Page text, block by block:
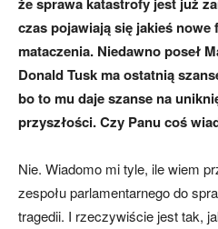
że sprawa katastrofy jest już
czas pojawiają się jakieś nowe
mataczenia. Niedawno poseł
Donald Tusk ma ostatnią
bo to mu daje szanse na
przyszłości. Czy Panu coś
Nie. Wiadomo mi tyle, ile wiem
zespołu parlamentarnego do
tragedii. I rzeczywiście jest tak,